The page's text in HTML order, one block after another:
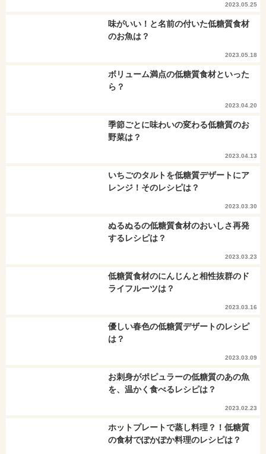
2023.05.25
味がいい！と名前の付いた低糖質食材
のお魚は？
2023.05.18
ボリューム満点の低糖質食材といった
ら？
2023.04.20
季節ごとに味わいの変わる低糖質のお
野菜は？
2023.04.13
いちごのタルトを低糖質デザートにア
レンジ！そのレシピは？
2023.03.30
ぬるぬるの低糖質食材のおいしさ再発
するレシピは？
2023.03.23
低糖質食材のにんじんと相性抜群のド
ライフルーツは？
2023.03.16
優しい春色の低糖質デザートのレシピ
は？
2023.03.09
お刺身がポピュラーの低糖質のあの魚
を、温かく食べるレシピは？
2023.02.23
ホットプレートで蒸し料理？！低糖質
の食材でぽかぽか料理のレシピは？